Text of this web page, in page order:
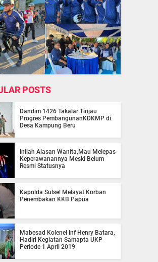
POSTS
Dandim 1426 Takalar Tinjau
Progres PembangunanKDKMP di
Desa Kampung Beru
Inilah Alasan Wanita,Mau Melepas
Keperawanannya Meski Belum
Resmi Statusnya
Kapolda Sulsel Melayat Korban
Penembakan KKB Papua
Mabesad Kolenel Inf Henry Batara,
Hadiri Kegiatan Samapta UKP
Periode 1 April 2019